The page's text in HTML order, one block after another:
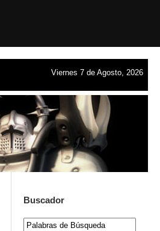
Viernes 7 de Agosto, 2026
Buscador